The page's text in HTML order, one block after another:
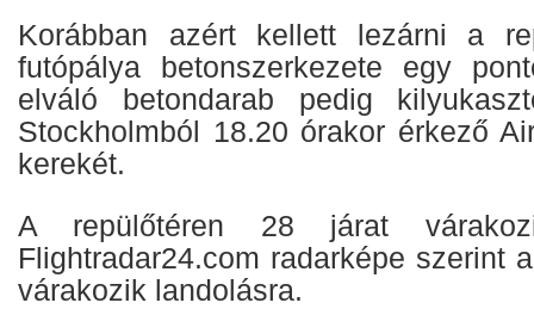
Korábban azért kellett lezárni a
futópálya betonszerkezete egy
elváló betondarab pedig
Stockholmból 18.20 órakor érkező
kerekét.
A repülőtéren 28 járat
Flightradar24.com radarképe szerint
várakozik landolásra.